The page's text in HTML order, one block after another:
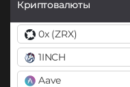
Криптовалюты
0x (ZRX)
1INCH
Aave